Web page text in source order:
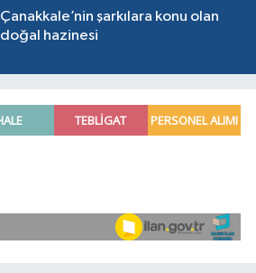
Çanakkale’nin şarkılara konu olan
doğal hazinesi